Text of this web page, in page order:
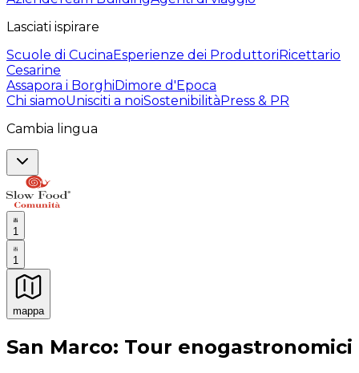
Lasciati ispirare
Scuole di CucinaEsperienze dei ProduttoriRicettario
Cesarine
Assapora i BorghiDimore d'Epoca
Chi siamoUnisciti a noiSostenibilitàPress & PR
Cambia lingua
1
1
mappa
Esperienze culinarie indimenticabili: Esperienze
San Marco: Tour enogastronomici